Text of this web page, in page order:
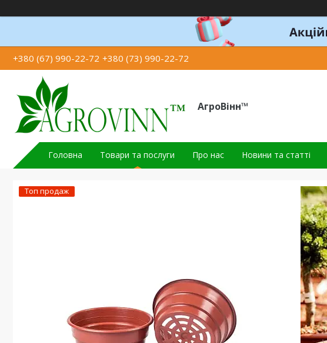
+380 (67) 990-22-72 +380 (73) 990-22-72
АгроВінн™
Головна Товари та послуги Про нас Новини та статті
Топ продаж